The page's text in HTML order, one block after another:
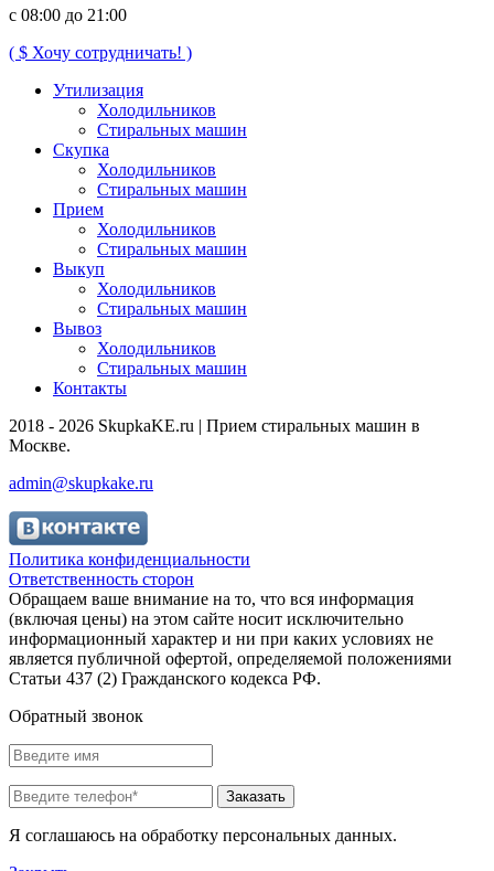
с 08:00 до 21:00
( $ Хочу сотрудничать! )
Утилизация
Холодильников
Стиральных машин
Скупка
Холодильников
Стиральных машин
Прием
Холодильников
Стиральных машин
Выкуп
Холодильников
Стиральных машин
Вывоз
Холодильников
Стиральных машин
Контакты
2018 - 2026 SkupkaKE.ru | Прием стиральных машин в
Москве.
admin@skupkake.ru
Политика конфиденциальности
Ответственность сторон
Обращаем ваше внимание на то, что вся информация
(включая цены) на этом сайте носит исключительно
информационный характер и ни при каких условиях не
является публичной офертой, определяемой положениями
Статьи 437 (2) Гражданского кодекса РФ.
Обратный звонок
Заказать
Я соглашаюсь на обработку персональных данных.